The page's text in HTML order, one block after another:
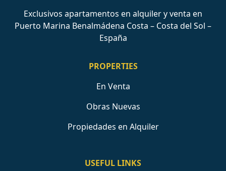
Exclusivos apartamentos en alquiler y venta en
Puerto Marina Benalmádena Costa – Costa del Sol –
España
PROPERTIES
En Venta
Obras Nuevas
Propiedades en Alquiler
USEFUL LINKS